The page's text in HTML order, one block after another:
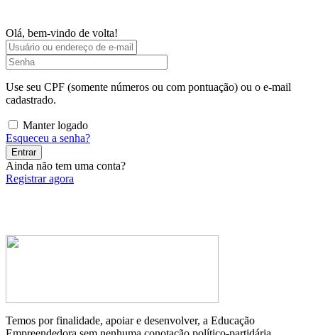
Olá, bem-vindo de volta!
Use seu CPF (somente números ou com pontuação) ou o e-mail
cadastrado.
Manter logado
Esqueceu a senha?
Entrar
Ainda não tem uma conta?
Registrar agora
Temos por finalidade, apoiar e desenvolver, a Educação